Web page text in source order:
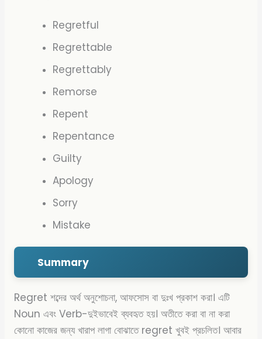
Regretful
Regrettable
Regrettably
Remorse
Repent
Repentance
Guilty
Apology
Sorry
Mistake
Summary
Regret শব্দের অর্থ অনুশোচনা, আফসোস বা দুঃখ প্রকাশ করা। এটি
Noun এবং Verb-দুইভাবেই ব্যবহৃত হয়। অতীতে করা বা না করা
কোনো কাজের জন্য খারাপ লাগা বোঝাতে regret খুবই প্রচলিত। আবার